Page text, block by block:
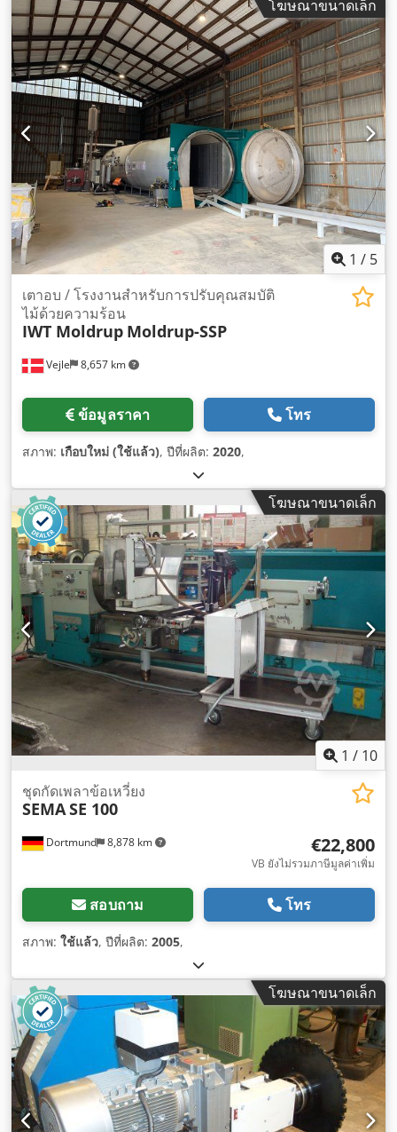
โฆษณาขนาดเล็ก
1 / 5
Vejle 8,657 km
เตาอบ / โรงงานสำหรับการปรับคุณสมบัติ
ไม้ด้วยความร้อน
IWT Moldrup Moldrup-SSP
ข้อมูลราคา โทร
สภาพ: เกือบใหม่ (ใช้แล้ว), ปีที่ผลิต: 2020,
โฆษณาขนาดเล็ก
1 / 10
Dortmund 8,878 km
ชุดกัดเพลาข้อเหวี่ยง
SEMASE 100
€22,800
VB ยังไม่รวมภาษีมูลค่าเพิ่ม
สอบถาม โทร
สภาพ: ใช้แล้ว, ปีที่ผลิต: 2005,
โฆษณาขนาดเล็ก